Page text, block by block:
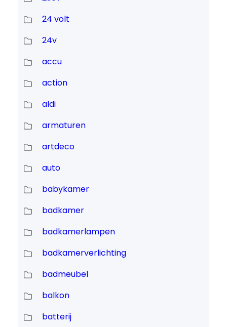
24 volt
24v
accu
action
aldi
armaturen
artdeco
auto
babykamer
badkamer
badkamerlampen
badkamerverlichting
badmeubel
balkon
batterij